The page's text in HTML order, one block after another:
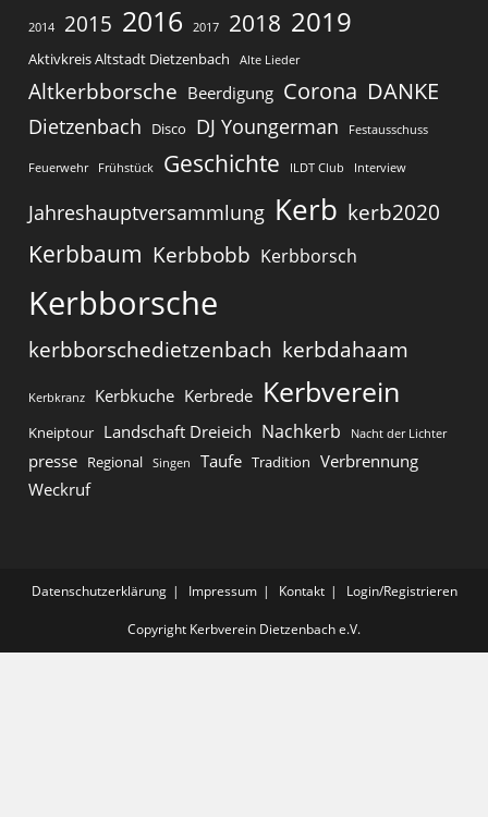
2014 2015 2016 2017 2018 2019
Aktivkreis Altstadt Dietzenbach Alte Lieder
Altkerbborsche Beerdigung Corona DANKE
Dietzenbach Disco DJ Youngerman Festausschuss
Feuerwehr Frühstück Geschichte ILDT Club Interview
Jahreshauptversammlung Kerb kerb2020
Kerbbaum Kerbbobb Kerbborsch
Kerbborsche
kerbborschedietzenbach kerbdahaam
Kerbkranz Kerbkuche Kerbrede Kerbverein
Kneiptour Landschaft Dreieich Nachkerb Nacht der Lichter
presse Regional Singen Taufe Tradition Verbrennung
Weckruf
Datenschutzerklärung Impressum Kontakt Login/Registrieren
Copyright Kerbverein Dietzenbach e.V.